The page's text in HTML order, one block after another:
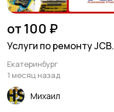
от 100 ₽
Услуги по ремонту JCB.
Екатеринбург
1 месяц назад
Михаил